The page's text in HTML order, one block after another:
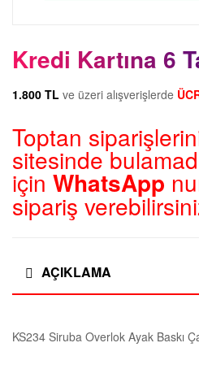
Kredi Kartına 6
1.800 TL ve üzeri alışverişlerde
Toptan
sitesinde
için WhatsApp
sipariş
AÇIKLAMA
KS234 Siruba Overlok Ayak Baskı